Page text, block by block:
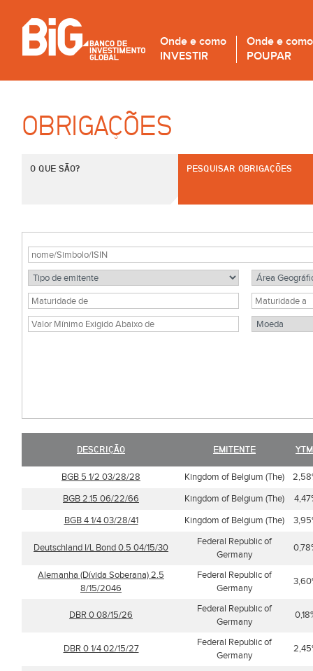
Onde e como
INVESTIR
Onde e como
POUPAR
OBRIGAÇÕES
O QUE SÃO? PESQUISAR OBRIGAÇÕES
DESCRIÇÃO EMITENTE
BGB 5 1/2 03/28/28 Kingdom of Belgium (The)
BGB 2.15 06/22/66
Kingdom of Belgium (The)
BGB 4 1/4 03/28/41
Kingdom of Belgium (The)
Deutschland I/L Bond 0.5 04/15/30
Federal Republic of
Germany
Alemanha (Dívida Soberana) 2.5
8/15/2046
Federal Republic of
Germany
DBR 0 08/15/26
Federal Republic of
Germany
DBR 0 1/4 02/15/27
Federal Republic of
Germany